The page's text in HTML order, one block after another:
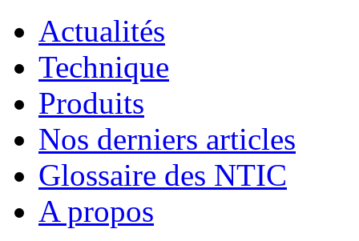
Actualités
Technique
Produits
Nos derniers articles
Glossaire des NTIC
A propos